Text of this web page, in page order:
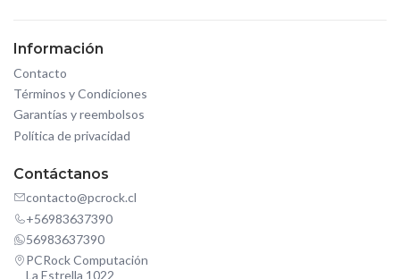
Información
Contacto
Términos y Condiciones
Garantías y reembolsos
Política de privacidad
Contáctanos
contacto@pcrock.cl
+56983637390
56983637390
PCRock Computación
La Estrella 1022